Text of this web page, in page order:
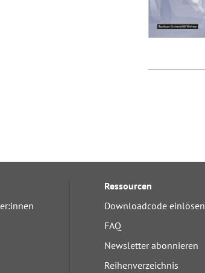
Ressourcen
Downloadcode einlösen
FAQ
Newsletter abonnieren
Reihenverzeichnis